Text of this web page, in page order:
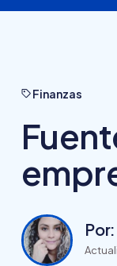
Finanzas